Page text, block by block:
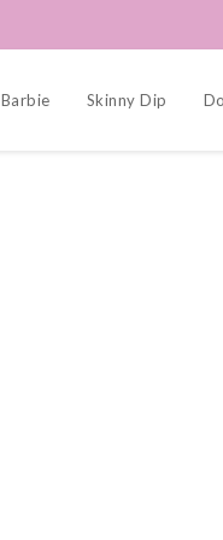
Barbie Skinny Dip